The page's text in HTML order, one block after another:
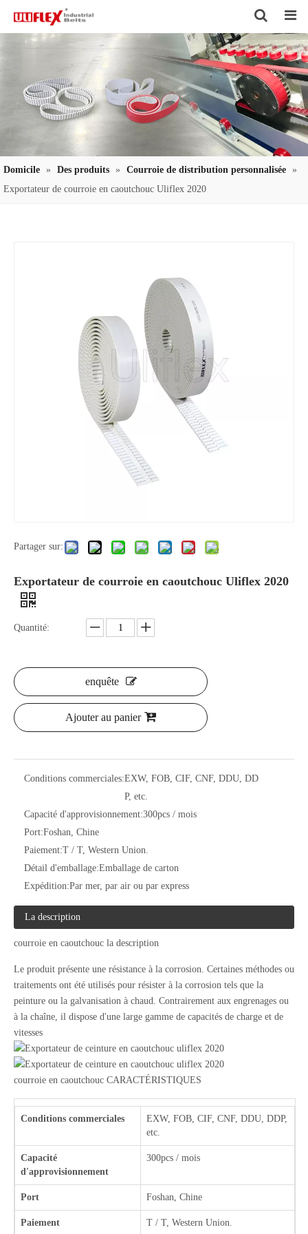
Search
Domicile » Des produits » Courroie de distribution personnalisée »
Exportateur de courroie en caoutchouc Uliflex 2020
Partager sur:
Exportateur de courroie en caoutchouc Uliflex 2020
Quantité:
enquête
Ajouter au panier
Conditions commerciales:EXW, FOB, CIF, CNF, DDU, DD
P, etc.
Capacité d'approvisionnement:300pcs / mois
Port:Foshan, Chine
Paiement:T / T, Western Union.
Détail d'emballage:Emballage de carton
Expédition:Par mer, par air ou par express
La description
courroie en caoutchouc la description
Le produit présente une résistance à la corrosion. Certaines méthodes ou
traitements ont été utilisés pour résister à la corrosion tels que la
peinture ou la galvanisation à chaud. Contrairement aux engrenages ou
à la chaîne, il dispose d'une large gamme de capacités de charge et de
vitesses
courroie en caoutchouc CARACTÉRISTIQUES
Conditions commerciales
EXW, FOB, CIF, CNF, DDU, DDP,
etc.
Capacité
d'approvisionnement
300pcs / mois
Port Foshan, Chine
Paiement T / T, Western Union.